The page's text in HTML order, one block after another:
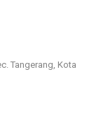
Tangerang, Kota